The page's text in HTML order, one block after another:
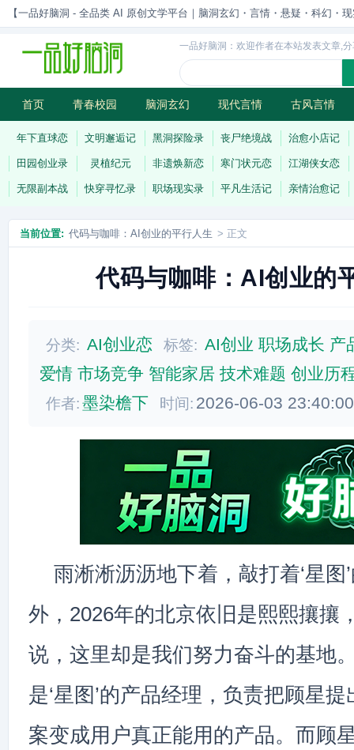
【一品好脑洞 - 全品类 AI 原创文学平台｜脑洞玄幻・言情・悬疑・科幻・
一品好脑洞：欢迎作者在本站发表文章,
首页 青春校园 脑洞玄幻 现代言情 古风言情
历史权谋 武侠江湖 灵异志怪 连载
年下直球恋 文明邂逅记 黑洞探险录 丧尸绝境战 治愈小店记
田园创业录 灵植纪元 非遗焕新恋 寒门状元恋 江湖侠女恋
无限副本战 快穿寻忆录 职场现实录 平凡生活记 亲情治愈记
当前位置: 代码与咖啡：AI创业的平行人生 > 正文
代码与咖啡：AI创业的
分类: AI创业恋 标签: AI创业 职场成长 产
爱情 市场竞争 智能家居 技术难题 创业历
作者:墨染檐下 时间: 2026-06-03
雨淅淅沥沥地下着，敲打着‘星图
外，2026年的北京依旧是熙熙攘攘
说，这里却是我们努力奋斗的基地
是‘星图’的产品经理，负责把顾星
案变成用户真正能用的产品。而顾